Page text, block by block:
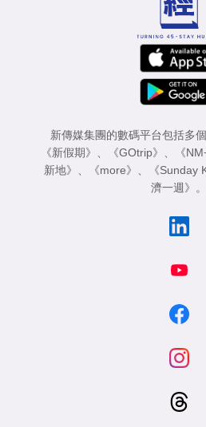
新傳媒集團的數碼平台包括多
《新假期》 、 《GOtrip》 、 《
新地》 、 《more》 、 《Sunday
濟一週》 。